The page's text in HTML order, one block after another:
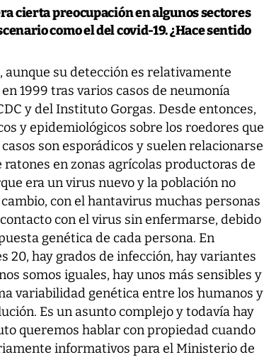
cierta preocupación en algunos sectores
como el del covid-19. ¿Hace sentido
su detección es relativamente
1999 tras varios casos de neumonía
y del Instituto Gorgas. Desde entonces,
y epidemiológicos sobre los roedores que
son esporádicos y suelen relacionarse
en zonas agrícolas productoras de
era un virus nuevo y la población no
con el hantavirus muchas personas
con el virus sin enfermarse, debido
genética de cada persona. En
20, hay grados de infección, hay variantes
somos iguales, hay unos más sensibles y
variabilidad genética entre los humanos y
Es un asunto complejo y todavía hay
queremos hablar con propiedad cuando
informativos para el Ministerio de